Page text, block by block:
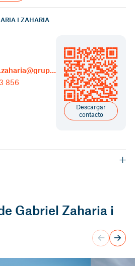
I ZAHARIA
gabriel.zaharia@grupcarles.com
856
Descargar
contacto
Gabriel Zaharia i